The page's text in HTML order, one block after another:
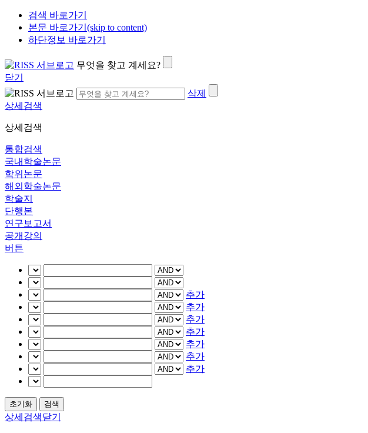
검색 바로가기
본문 바로가기(skip to content)
하단정보 바로가기
무엇을 찾고 계세요?
닫기
삭제
상세검색
상세검색
통합검색
국내학술논문
학위논문
해외학술논문
학술지
단행본
연구보고서
공개강의
버튼
추가
추가
추가
추가
추가
추가
추가
상세검색닫기